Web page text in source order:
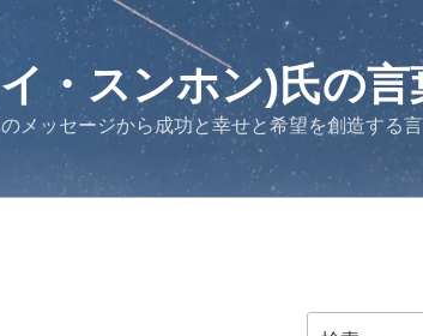
・スンホン)氏の言
メッセージから成功と幸せと希望を創造する